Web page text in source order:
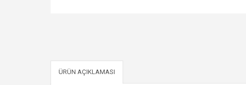
ÜRÜN AÇIKLAMASI